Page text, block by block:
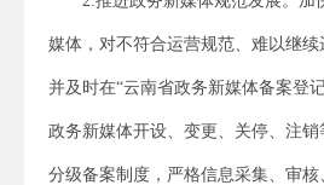
媒体，对不符合运营规范、难以继续
并及时在“云南省政务新媒体备案登
政务新媒体开设、变更、关停、注
分级备案制度，严格信息采集、审